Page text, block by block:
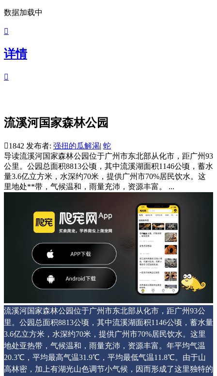
数据加载中

详情

流溪河国家森林公园
1842 发布者: 强扭的瓜解渴| 蛇
导读流溪河国家森林公园位于广州市东北部从化市，距广州93
公里。公园总面积8813公顷，其中流溪湖面积1146公顷，蓄水
量3.6亿立方米，水深约70米，提供广州市70%居民饮水。这
里地处**带，气候温和，雨量充沛，资源丰富。 ...
流溪河国家森林公园位于广州市东北部从化市，距广州93公
里。公园总面积8813公顷，其中流溪湖面积1146公顷，蓄水量
3.6亿立方米，水深约70米，提供广州市70%居民饮水。这里
地处亚热带，气候温和，雨量充沛，资源丰富。年平均气温
20.3℃，平均最高气温31.9℃，平均最低气温11.8℃。由于山
高林密，加上有湖光山色调节小气候，因而形成了这里独特的